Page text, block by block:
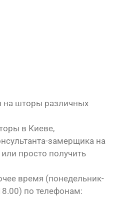
на шторы различных
в Киеве,
замерщика на
просто получить
время (понедельник-
по телефонам: